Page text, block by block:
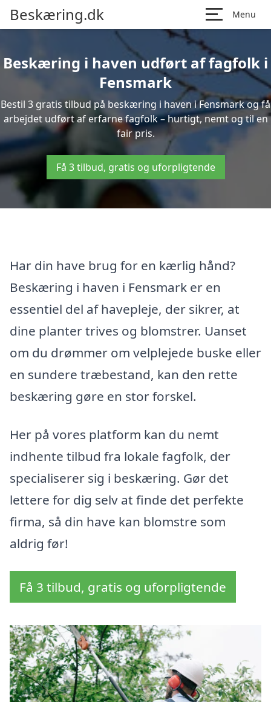
Beskæring.dk Menu
Beskæring i haven udført af fagfolk i
Fensmark
Bestil 3 gratis tilbud på beskæring i haven i Fensmark og få
arbejdet udført af erfarne fagfolk – hurtigt, nemt og til en
fair pris.
Få 3 tilbud, gratis og uforpligtende
Har din have brug for en kærlig hånd?
Beskæring i haven i Fensmark er en
essentiel del af havepleje, der sikrer, at
dine planter trives og blomstrer. Uanset
om du drømmer om velplejede buske eller
en sundere træbestand, kan den rette
beskæring gøre en stor forskel.
Her på vores platform kan du nemt
indhente tilbud fra lokale fagfolk, der
specialiserer sig i beskæring. Gør det
lettere for dig selv at finde det perfekte
firma, så din have kan blomstre som
aldrig før!
Få 3 tilbud, gratis og uforpligtende